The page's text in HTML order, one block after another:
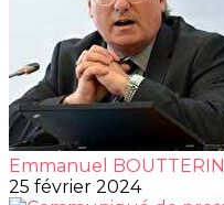
Emmanuel BOUTTERIN
25 février 2024